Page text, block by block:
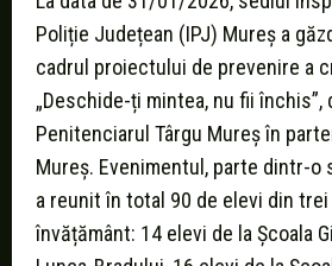
Poliție Județean (IPJ) Mureș a
cadrul proiectului de prevenire a
„Deschide-ți mintea, nu fii închis”,
Penitenciarul Târgu Mureș în
Mureș. Evenimentul, parte dintr-o
a reunit în total 90 de elevi din
învățământ: 14 elevi de la Școala